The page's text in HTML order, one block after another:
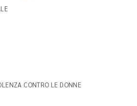
CONTRO LE DONNE